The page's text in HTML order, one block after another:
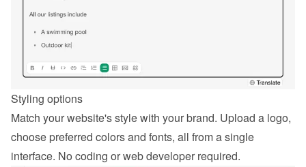
Styling options
Match your website's style with your brand. Upload a logo,
choose preferred colors and fonts, all from a single
interface. No coding or web developer required.